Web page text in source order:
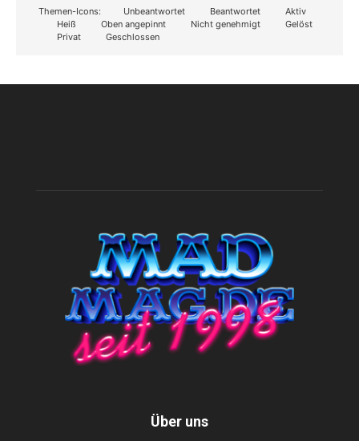
Themen-Icons:
Unbeantwortet Beantwortet
Aktiv
Heiß
Oben angepinnt Nicht genehmigt
Gelöst
Privat
Geschlossen
Über uns